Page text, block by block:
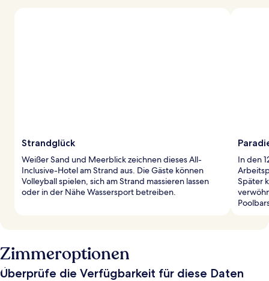
Strandglück
Weißer Sand und Meerblick zeichnen dieses All-
Inclusive-Hotel am Strand aus. Die Gäste können
Volleyball spielen, sich am Strand massieren lassen
oder in der Nähe Wassersport betreiben.
In den
Später
Zimmeroptionen
Überprüfe die Verfügbarkeit für diese Daten